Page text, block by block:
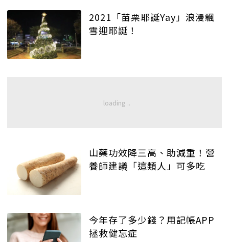
2021「苗栗耶誕Yay」浪漫飄
雪迎耶誕！
山藥功效降三高、助減重！營
養師建議「這類人」可多吃
今年存了多少錢？用記帳APP
拯救健忘症